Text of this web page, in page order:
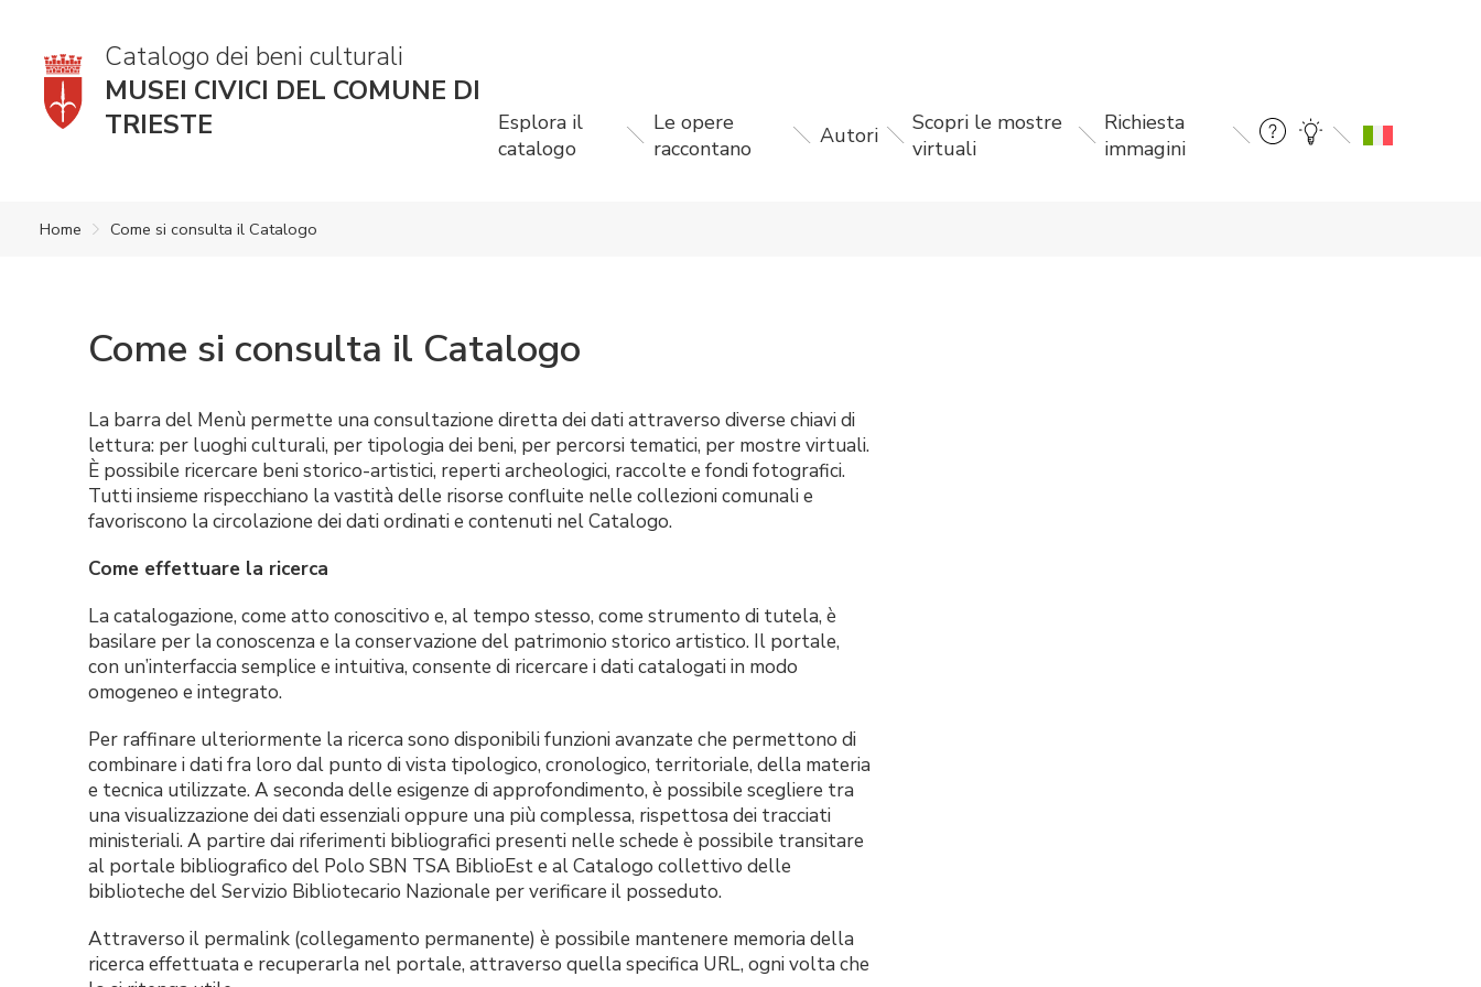
Catalogo dei beni culturali
MUSEI CIVICI DEL COMUNE DI
TRIESTE
Esplora il
catalogo
Le opere
raccontano
Autori
Scopri le mostre
virtuali
Richiesta
immagini
Home Come si consulta il Catalogo
Come si consulta il Catalogo
La barra del Menù permette una consultazione diretta dei dati attraverso diverse chiavi di
lettura: per luoghi culturali, per tipologia dei beni, per percorsi tematici, per mostre virtuali.
È possibile ricercare beni storico-artistici, reperti archeologici, raccolte e fondi fotografici.
Tutti insieme rispecchiano la vastità delle risorse confluite nelle collezioni comunali e
favoriscono la circolazione dei dati ordinati e contenuti nel Catalogo.
Come effettuare la ricerca
La catalogazione, come atto conoscitivo e, al tempo stesso, come strumento di tutela, è
basilare per la conoscenza e la conservazione del patrimonio storico artistico. Il portale,
con un’interfaccia semplice e intuitiva, consente di ricercare i dati catalogati in modo
omogeneo e integrato.
Per raffinare ulteriormente la ricerca sono disponibili funzioni avanzate che permettono di
combinare i dati fra loro dal punto di vista tipologico, cronologico, territoriale, della materia
e tecnica utilizzate. A seconda delle esigenze di approfondimento, è possibile scegliere tra
una visualizzazione dei dati essenziali oppure una più complessa, rispettosa dei tracciati
ministeriali. A partire dai riferimenti bibliografici presenti nelle schede è possibile transitare
al portale bibliografico del Polo SBN TSA BiblioEst e al Catalogo collettivo delle
biblioteche del Servizio Bibliotecario Nazionale per verificare il posseduto.
Attraverso il permalink (collegamento permanente) è possibile mantenere memoria della
ricerca effettuata e recuperarla nel portale, attraverso quella specifica URL, ogni volta che